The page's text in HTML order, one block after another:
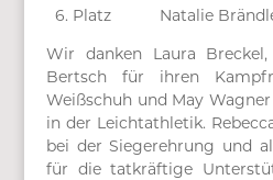
6. Platz Natalie
Wir danken Laura
Bertsch für ihren
Weißschuh und May
in der Leichtathletik.
bei der Siegerehrung und
für die tatkräftige